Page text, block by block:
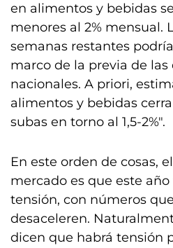
en alimentos y bebidas
menores al 2% mensual.
semanas restantes
marco de la previa de las
nacionales. A priori,
alimentos y bebidas
subas en torno al 1,5-2%".
En este orden de cosas,
mercado es que este
tensión, con números
desaceleren.
dicen que habrá tensión